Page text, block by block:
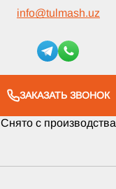
info@tulmash.uz
ЗАКАЗАТЬ ЗВОНОК
Снято с производства